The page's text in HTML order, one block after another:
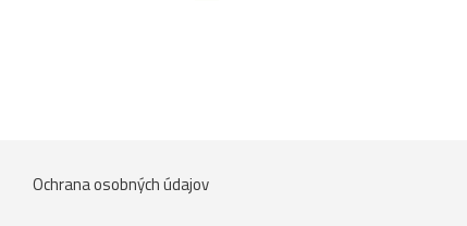
Ochrana osobných údajov